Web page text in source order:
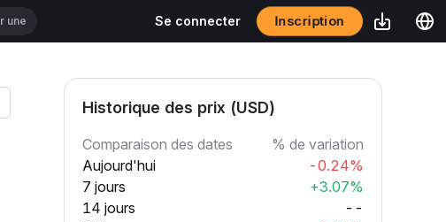
Se connecter Inscription
Historique des prix (USD)
Comparaison des dates
% de variation
Aujourd'hui
-0.24%
7 jours
+3.07%
14 jours
--